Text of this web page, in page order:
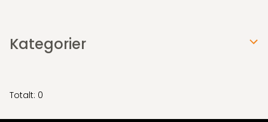
Totalt: 0
Kategorier